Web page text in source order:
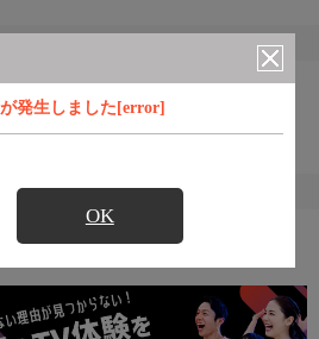
発生しました[error]
OK
番組